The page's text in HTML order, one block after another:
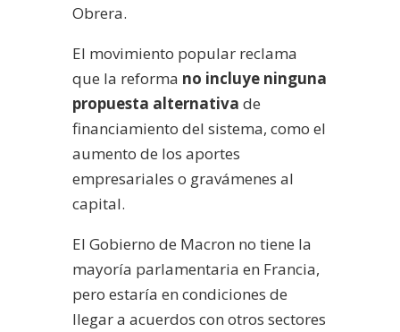
Obrera.
El movimiento popular reclama
que la reforma no incluye ninguna
propuesta alternativa de
financiamiento del sistema, como el
aumento de los aportes
empresariales o gravámenes al
capital.
El Gobierno de Macron no tiene la
mayoría parlamentaria en Francia,
pero estaría en condiciones de
llegar a acuerdos con otros sectores